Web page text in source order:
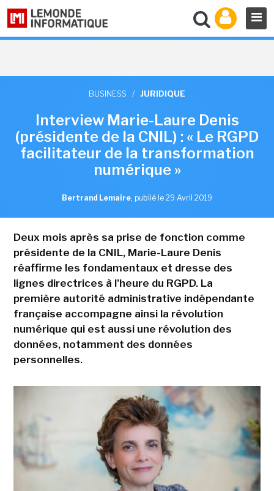
BUSINESS / JURIDIQUE
Interview Marie-Laure Denis
(présidente de la CNIL) : « Le RGPD
facilitateur de la transformation
numérique »
Bertrand Lemaire, publié le 29 Avril 2019
Deux mois après sa prise de fonction comme
présidente de la CNIL, Marie-Laure Denis
réaffirme les fondamentaux et dresse des
lignes directrices à l'heure du RGPD. La
première autorité administrative indépendante
française accompagne ainsi la révolution
numérique qui est aussi une révolution des
données, notamment des données
personnelles.